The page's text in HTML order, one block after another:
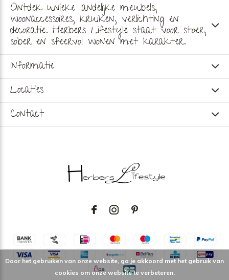
Ontdek unieke landelijke meubels,
woonaccessoires, kruiken, verlichting en
decoratie. Herbers Lifestyle staat voor stoer,
sober en sfeervol wonen met karakter.
Informatie
Locaties
Contact
Door het gebruiken van onze website, ga je akkoord met het gebruik van
cookies om onze website te verbeteren.